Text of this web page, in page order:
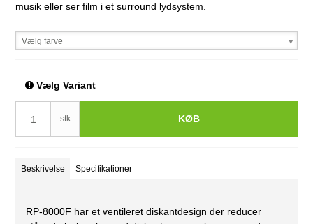
musik eller ser film i et surround lydsystem.
Vælg farve
Vælg Variant
stk KØB
Beskrivelse Specifikationer
RP-8000F har et ventileret diskantdesign der reducer